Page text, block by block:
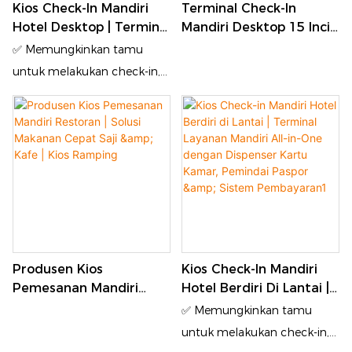
dengan sistem tiket bioskop.
mendukung sistem ganda
dan pengembangan sistem
Kios Check-In Mandiri
Hotel Desktop | Terminal
Layanan Mandiri All-In-
One Dengan Dispenser
Paspor & Sistem
Pembayaran1
✅ Memungkinkan tamu
untuk melakukan check-in,
check-out, dan
perpanjangan kamar sendiri
tanpa mengantri di meja
resepsionis ✅ Pemindai
kartu kunci kamar RFID
otomatis setelah verifikasi
Terminal Check-In
Mandiri Desktop 15 Inci
Produsen Kios
Pemesanan Mandiri
Kios Check-In Mandiri
Hotel Berdiri Di Lantai |
Terminal Layanan
Mandiri All-In-One
✅ Memungkinkan tamu
untuk melakukan check-in,